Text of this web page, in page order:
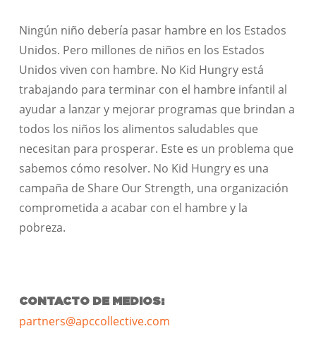
Ningún niño debería pasar hambre en los Estados
Unidos. Pero millones de niños en los Estados
Unidos viven con hambre. No Kid Hungry está
trabajando para terminar con el hambre infantil al
ayudar a lanzar y mejorar programas que brindan a
todos los niños los alimentos saludables que
necesitan para prosperar. Este es un problema que
sabemos cómo resolver. No Kid Hungry es una
campaña de Share Our Strength, una organización
comprometida a acabar con el hambre y la
pobreza.
CONTACTO DE MEDIOS:
partners@apccollective.com